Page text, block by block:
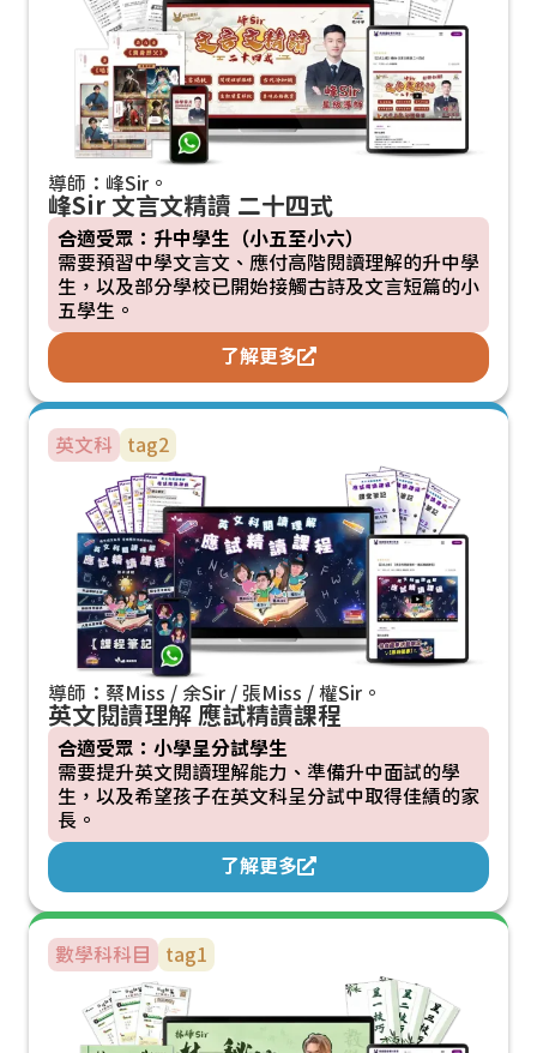
導師：峰Sir。
峰Sir 文言文精讀 二十四式
合適受眾：升中學生（小五至小六）
需要預習中學文言文、應付高階閱讀理解的升中學
生，以及部分學校已開始接觸古詩及文言短篇的小
五學生。
了解更多
英文科 tag2
導師：蔡Miss / 余Sir / 張Miss / 權Sir。
英文閱讀理解 應試精讀課程
合適受眾：小學呈分試學生
需要提升英文閱讀理解能力、準備升中面試的學
生，以及希望孩子在英文科呈分試中取得佳績的家
長。
了解更多
數學科科目 tag1